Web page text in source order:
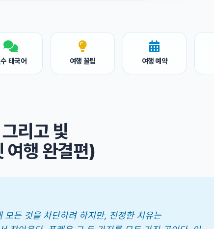
태국어 여행 꿀팁 여행 예약
리고 빛
행 완결편)
든 것을 차단하려 하지만, 진정한 치유는